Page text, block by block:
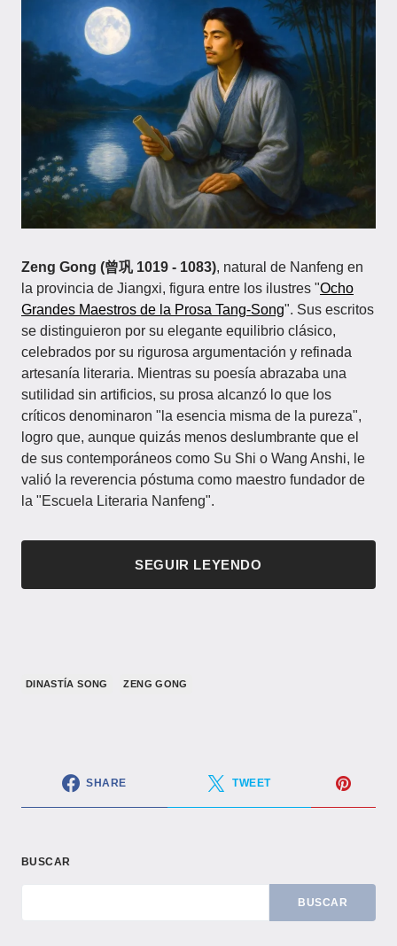
Zeng Gong (曾巩 1019 - 1083), natural de Nanfeng en
la provincia de Jiangxi, figura entre los ilustres "Ocho
Grandes Maestros de la Prosa Tang-Song". Sus escritos
se distinguieron por su elegante equilibrio clásico,
celebrados por su rigurosa argumentación y refinada
artesanía literaria. Mientras su poesía abrazaba una
sutilidad sin artificios, su prosa alcanzó lo que los
críticos denominaron "la esencia misma de la pureza",
logro que, aunque quizás menos deslumbrante que el
de sus contemporáneos como Su Shi o Wang Anshi, le
valió la reverencia póstuma como maestro fundador de
la "Escuela Literaria Nanfeng".
SEGUIR LEYENDO
​DINASTÍA SONG​ ZENG GONG
SHARE TWEET
BUSCAR
BUSCAR